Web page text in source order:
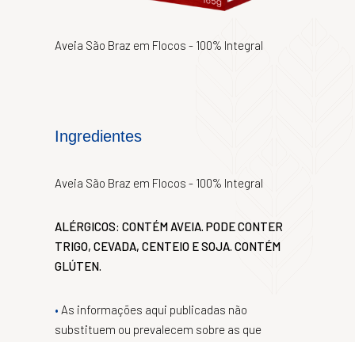
Aveia São Braz em Flocos - 100% Integral
Ingredientes
Aveia São Braz em Flocos - 100% Integral
ALÉRGICOS: CONTÉM AVEIA. PODE CONTER
TRIGO, CEVADA, CENTEIO E SOJA. CONTÉM
GLÚTEN.
As informações aqui publicadas não
substituem ou prevalecem sobre as que